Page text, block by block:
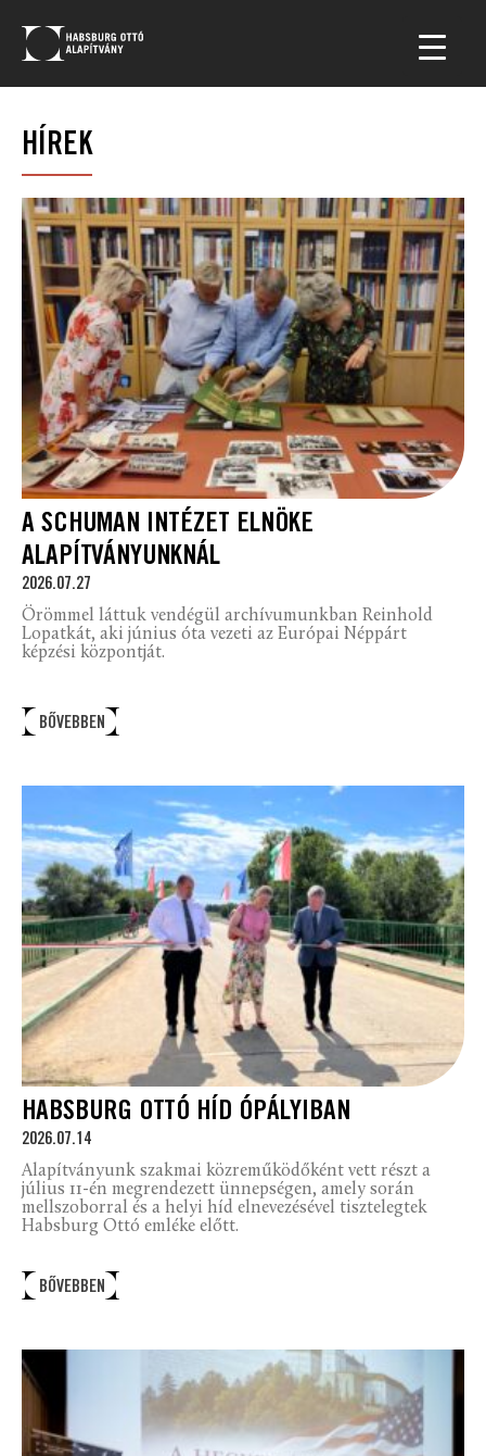
HÍREK
A SCHUMAN INTÉZET ELNÖKE
ALAPÍTVÁNYUNKNÁL
2026.07.27
Örömmel láttuk vendégül archívumunkban Reinhold
Lopatkát, aki június óta vezeti az Európai Néppárt
képzési központját.
BŐVEBBEN
HABSBURG OTTÓ HÍD ÓPÁLYIBAN
2026.07.14
Alapítványunk szakmai közreműködőként vett részt a
július 11-én megrendezett ünnepségen, amely során
mellszoborral és a helyi híd elnevezésével tisztelegtek
Habsburg Ottó emléke előtt.
BŐVEBBEN